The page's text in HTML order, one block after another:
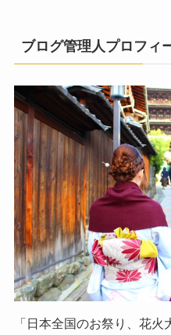
ブログ管理人プロフィ
「日本全国のお祭り、花